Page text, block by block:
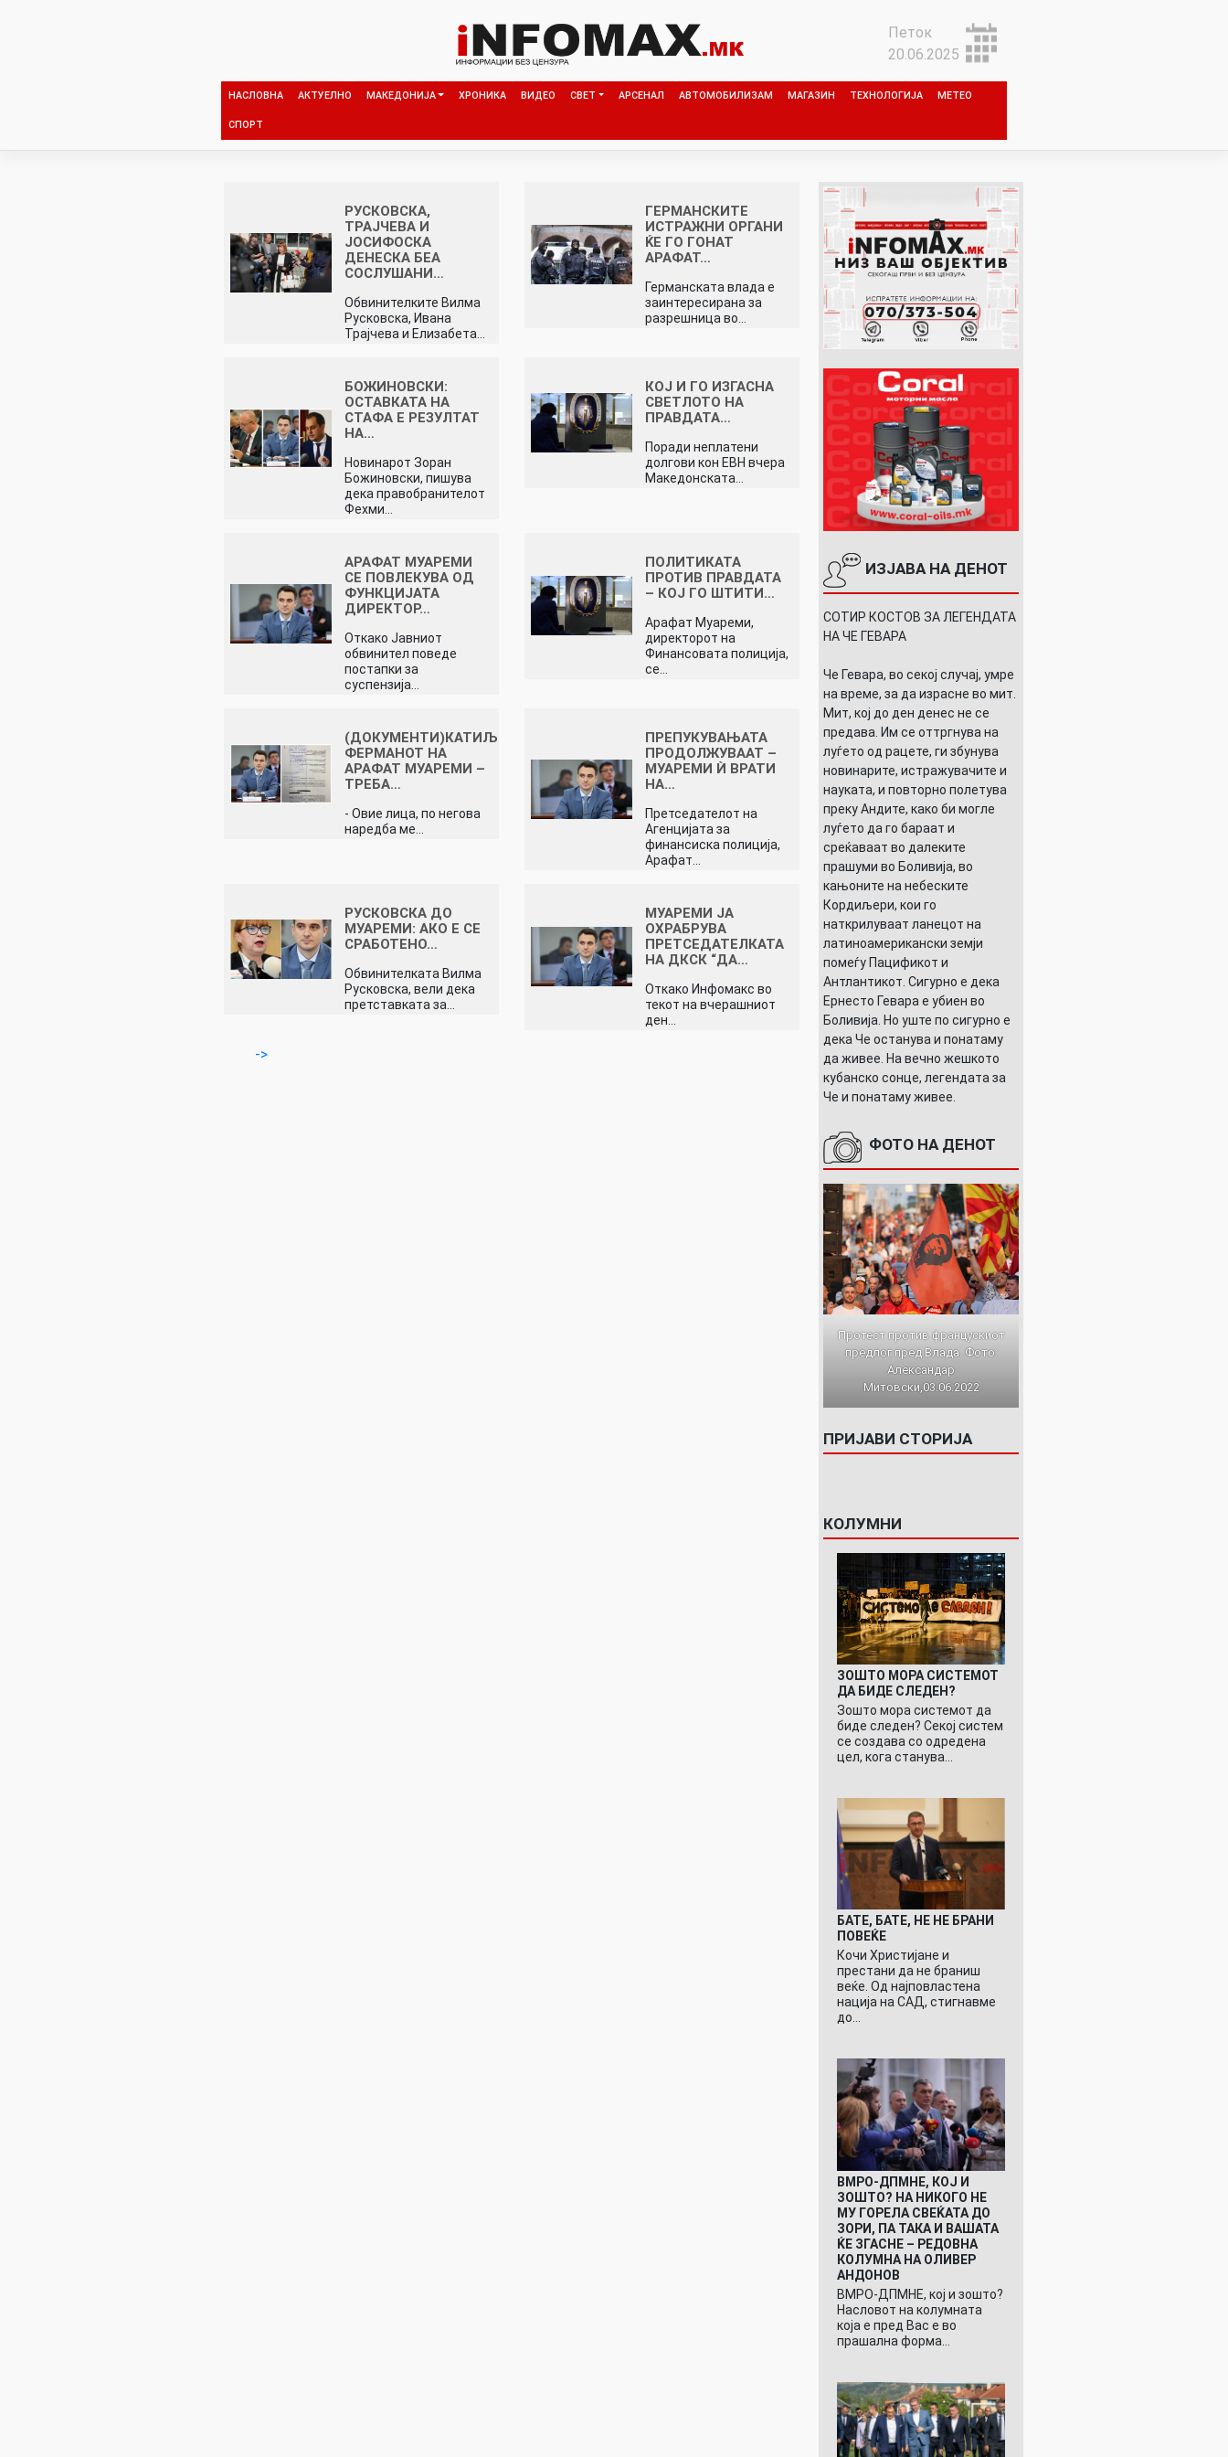
Петок
20.06.2025
НАСЛОВНА АКТУЕЛНО МАКЕДОНИЈА ХРОНИКА ВИДЕО СВЕТ АРСЕНАЛ АВТОМОБИЛИЗАМ МАГАЗИН ТЕХНОЛОГИЈА МЕТЕО
СПОРТ
РУСКОВСКА,
ТРАЈЧЕВА И
ЈОСИФОСКА
ДЕНЕСКА БЕА
СОСЛУШАНИ…
Обвинителките Вилма
Русковска, Ивана
Трајчева и Елизабета…
ГЕРМАНСКИТЕ
ИСТРАЖНИ ОРГАНИ
ЌЕ ГО ГОНАТ
АРАФАТ…
Германската влада е
заинтересирана за
разрешница во…
БОЖИНОВСКИ:
ОСТАВКАТА НА
СТАФА Е РЕЗУЛТАТ
НА…
Новинарот Зоран
Божиновски, пишува
дека правобранителот
Фехми…
КОЈ И ГО ИЗГАСНА
СВЕТЛОТО НА
ПРАВДАТА…
Поради неплатени
долгови кон ЕВН вчера
Македонската…
АРАФАТ МУАРЕМИ
СЕ ПОВЛЕКУВА ОД
ФУНКЦИЈАТА
ДИРЕКТОР…
Откако Јавниот
обвинител поведе
постапки за
суспензија…
ПОЛИТИКАТА
ПРОТИВ ПРАВДАТА
– КОЈ ГО ШТИТИ…
Арафат Муареми,
директорот на
Финансовата полиција,
се…
(ДОКУМЕНТИ)КАТИЉ
ФЕРМАНОТ НА
АРАФАТ МУАРЕМИ –
ТРЕБА…
- Овие лица, по негова
наредба ме…
ПРЕПУКУВАЊАТА
ПРОДОЛЖУВААТ –
МУАРЕМИ Ѝ ВРАТИ
НА…
Претседателот на
Агенцијата за
финансиска полиција,
Арафат…
РУСКОВСКА ДО
МУАРЕМИ: АКО Е СЕ
СРАБОТЕНО…
Обвинителката Вилма
Русковска, вели дека
претставката за…
МУАРЕМИ ЈА
ОХРАБРУВА
ПРЕТСЕДАТЕЛКАТА
НА ДКСК “ДА…
Откако Инфомакс во
текот на вчерашниот
ден…
->
ИЗЈАВА НА ДЕНОТ
СОТИР КОСТОВ ЗА ЛЕГЕНДАТА
НА ЧЕ ГЕВАРА
Че Гевара, во секој случај, умре
на време, за да израсне во мит.
Мит, кој до ден денес не се
предава. Им се оттргнува на
луѓето од рацете, ги збунува
новинарите, истражувачите и
науката, и повторно полетува
преку Андите, како би могле
луѓето да го бараат и
среќаваат во далеките
прашуми во Боливија, во
кањоните на небеските
Кордиљери, кои го
наткрилуваат ланецот на
латиноамерикански земји
помеѓу Пацификот и
Антлантикот. Сигурно е дека
Ернесто Гевара е убиен во
Боливија. Но уште по сигурно е
дека Че останува и понатаму
да живее. На вечно жешкото
кубанско сонце, легендата за
Че и понатаму живее.
ФОТО НА ДЕНОТ
Протест против францускиот
предлог пред Влада. Фото:
Александар
Митовски,03.06.2022
ПРИЈАВИ СТОРИЈА
КОЛУМНИ
ЗОШТО МОРА СИСТЕМОТ
ДА БИДЕ СЛЕДЕН?
Зошто мора системот да
биде следен? Секој систем
се создава со одредена
цел, кога станува…
БАТЕ, БАТЕ, НЕ НЕ БРАНИ
ПОВЕЌЕ
Кочи Христијане и
престани да не браниш
веќе. Од најповластена
нација на САД, стигнавме
до…
ВМРО-ДПМНЕ, КОЈ И
ЗОШТО? НА НИКОГО НЕ
МУ ГОРЕЛА СВЕЌАТА ДО
ЗОРИ, ПА ТАКА И ВАШАТА
ЌЕ ЗГАСНЕ – РЕДОВНА
КОЛУМНА НА ОЛИВЕР
АНДОНОВ
ВМРО-ДПМНЕ, кој и зошто?
Насловот на колумната
која е пред Вас е во
прашална форма…